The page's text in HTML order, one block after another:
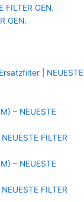
FILTER GEN.
GEN.
| NEUESTE
– NEUESTE
FILTER
– NEUESTE
FILTER